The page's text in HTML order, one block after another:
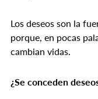
Los deseos son la
porque, en pocas
cambian vidas.
¿Se conceden